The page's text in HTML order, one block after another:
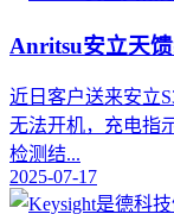
Anritsu安立天
近日客户送来安立
无法开机，充电指
检测结...
2025-07-17